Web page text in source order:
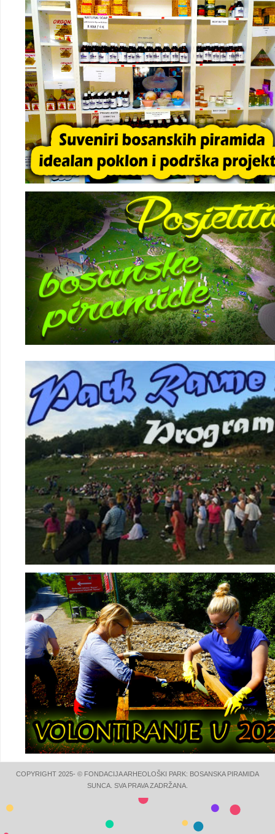
COPYRIGHT 2025- © FONDACIJA ARHEOLOŠKI PARK: BOSANSKA PIRAMIDA
SUNCA. SVA PRAVA ZADRŽANA.